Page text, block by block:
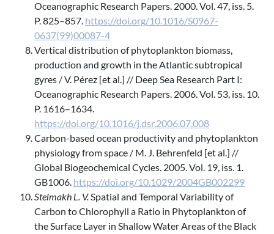
Oceanographic Research Papers. 2000. Vol. 47, iss. 5.
P. 825–857. https://doi.org/10.1016/S0967-
0637(99)00087-4
Vertical distribution of phytoplankton biomass,
production and growth in the Atlantic subtropical
gyres / V. Pérez [et al.] // Deep Sea Research Part I:
Oceanographic Research Papers. 2006. Vol. 53, iss. 10.
P. 1616–1634.
https://doi.org/10.1016/j.dsr.2006.07.008
Carbon-based ocean productivity and phytoplankton
physiology from space / M. J. Behrenfeld [et al.] //
Global Biogeochemical Cycles. 2005. Vol. 19, iss. 1.
GB1006. https://doi.org/10.1029/2004GB002299
Stelmakh L. V.Spatial and Temporal Variability of
Carbon to Chlorophyll a Ratio in Phytoplankton of
the Surface Layer in Shallow Water Areas of the Black